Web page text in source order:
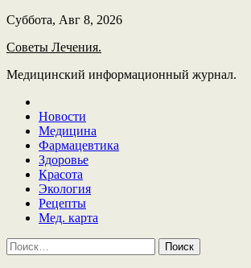
Skip
content
Суббота, Авг 8, 2026
Советы Лечения.
Медицинский информационный журнал.
Новости
Медицина
Фармацевтика
Здоровье
Красота
Экология
Рецепты
Мед. карта
Найти: